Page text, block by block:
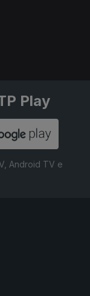
Play
Android TV e